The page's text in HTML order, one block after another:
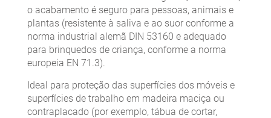
o acabamento é seguro para pessoas, animais e
plantas (resistente à saliva e ao suor conforme a
norma industrial alemã DIN 53160 e adequado
para brinquedos de criança, conforme a norma
europeia EN 71.3).
Ideal para proteção das superfícies dos móveis e
superfícies de trabalho em madeira maciça ou
contraplacado (por exemplo, tábua de cortar,